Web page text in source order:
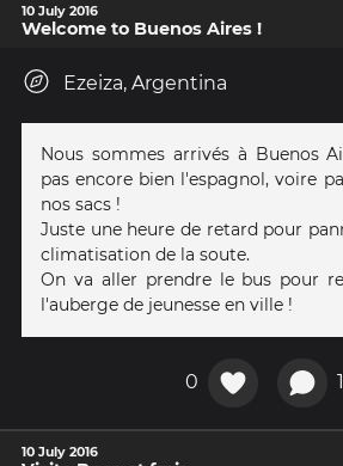
10 July 2016
Welcome to Buenos Aires !
Ezeiza, Argentina
Nous sommes arrivés à Buenos
pas encore bien l'espagnol, voire
nos sacs !
Juste une heure de retard pour
climatisation de la soute.
On va aller prendre le bus pour
l'auberge de jeunesse en ville !
0 1
10 July 2016